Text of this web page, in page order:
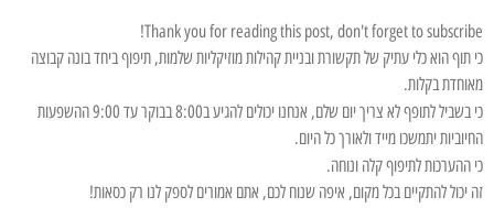
Thank you for reading this post, don't forget to subscribe!
כי תוף הוא כלי עתיק של תקשורת ובניית קהילות מוזיקליות שלמות, תיפוף ביחד בונה קבוצה
מאוחדת בקלות.
כי בשביל לתופף לא צריך יום שלם, אנחנו יכולים להגיע ב8:00 בבוקר עד 9:00 ההשפעות
החיוביות יתמשכו מייד ולאורך כל היום.
כי ההערכות לתיפוף קלה ונוחה.
זה יכול להתקיים בכל מקום, איפה שנוח לכם, אתם אמורים לספק לנו רק כסאות!